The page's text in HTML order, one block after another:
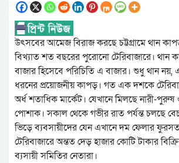
উৎসবের আমেজ বিরাজ করছে চট্টগ্রামে থান
বিখ্যাত শত বছরের পুরোনো টেরিবাজারে। থান
বাজার হিসেবে পরিচিতি এ বাজার। শুধু থান
ধরনের প্রয়োজনীয় কাপড়। গত এক দশকে
অর্ধ শতাধিক মার্কেট। যেখানে মিলছে নারী-
পোশাক। সকাল থেকে গভীর রাত পর্যন্ত চলছে
ভিড়ে ব্যবসায়ীদের যেন এখানে দম ফেলার
টেরিবাজারে অন্তত দেড় হাজার কোটি টাকার
ব্যসায়ী সমিতির নেতারা।